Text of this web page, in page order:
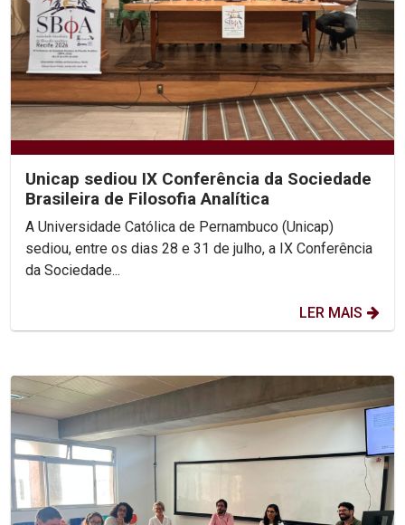
Unicap sediou IX Conferência da Sociedade
Brasileira de Filosofia Analítica
A Universidade Católica de Pernambuco (Unicap)
sediou, entre os dias 28 e 31 de julho, a IX Conferência
da Sociedade...
LER MAIS